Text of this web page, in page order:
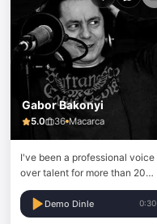
Gabor Bakonyi
5.0 36 Macarca
I've been a professional voice
over talent for more than 20
years.
Demo Dinle 0:30